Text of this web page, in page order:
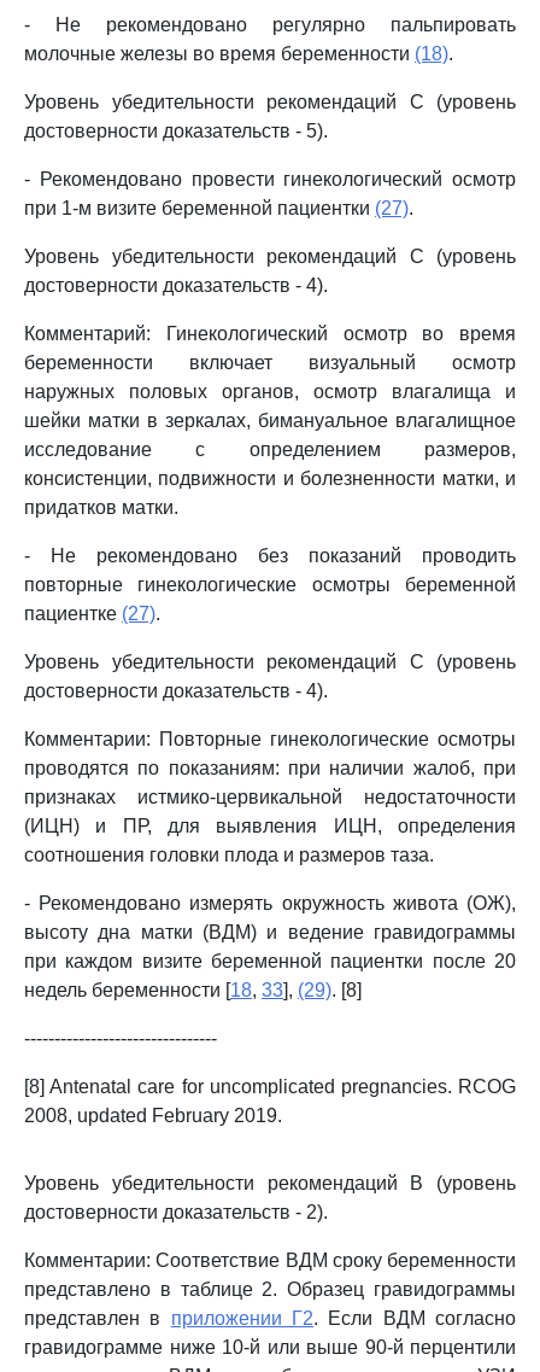
- Не рекомендовано регулярно пальпировать
молочные железы во время беременности (18).
Уровень убедительности рекомендаций C (уровень
достоверности доказательств - 5).
- Рекомендовано провести гинекологический осмотр
при 1-м визите беременной пациентки (27).
Уровень убедительности рекомендаций C (уровень
достоверности доказательств - 4).
Комментарий: Гинекологический осмотр во время
беременности включает визуальный осмотр
наружных половых органов, осмотр влагалища и
шейки матки в зеркалах, бимануальное влагалищное
исследование с определением размеров,
консистенции, подвижности и болезненности матки, и
придатков матки.
- Не рекомендовано без показаний проводить
повторные гинекологические осмотры беременной
пациентке (27).
Уровень убедительности рекомендаций C (уровень
достоверности доказательств - 4).
Комментарии: Повторные гинекологические осмотры
проводятся по показаниям: при наличии жалоб, при
признаках истмико-цервикальной недостаточности
(ИЦН) и ПР, для выявления ИЦН, определения
соотношения головки плода и размеров таза.
- Рекомендовано измерять окружность живота (ОЖ),
высоту дна матки (ВДМ) и ведение гравидограммы
при каждом визите беременной пациентки после 20
недель беременности [18, 33], (29). [8]
--------------------------------
[8] Antenatal care for uncomplicated pregnancies. RCOG
2008, updated February 2019.
Уровень убедительности рекомендаций B (уровень
достоверности доказательств - 2).
Комментарии: Соответствие ВДМ сроку беременности
представлено в таблице 2. Образец гравидограммы
представлен в приложении Г2. Если ВДМ согласно
гравидограмме ниже 10-й или выше 90-й перцентили